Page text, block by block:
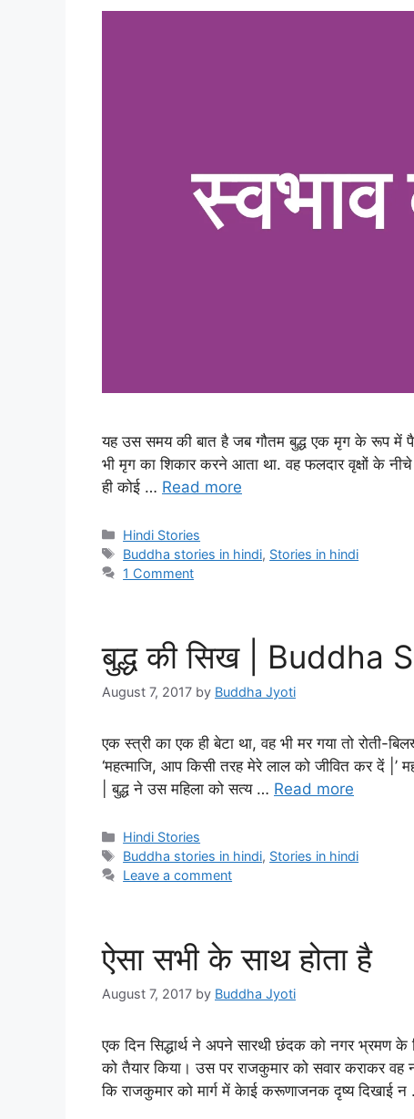
यह उस समय की बात है जब गौतम बुद्ध एक मृग के रूप
भी मृग का शिकार करने आता था. वह फलदार वृक्षों के
ही कोई … Read more
Categories
Hindi Stories
Tags
Buddha stories in hindi, Stories in hindi
1 Comment
बुद्ध की सिख | Buddha
August 7, 2017 by Buddha Jyoti
एक स्त्री का एक ही बेटा था, वह भी मर गया तो रोती-
‘महत्माजि, आप किसी तरह मेरे लाल को जीवित कर दें |’
| बुद्ध ने उस महिला को सत्य … Read more
Categories
Hindi Stories
Tags
Buddha stories in hindi, Stories in hindi
Leave a comment
ऐसा सभी के साथ होता है
August 7, 2017 by Buddha Jyoti
एक दिन सिद्धार्थ ने अपने सारथी छंदक को नगर
को तैयार किया। उस पर राजकुमार को सवार कराकर
कि राजकुमार को मार्ग में केाई करूणाजनक दृष्य दिखाई